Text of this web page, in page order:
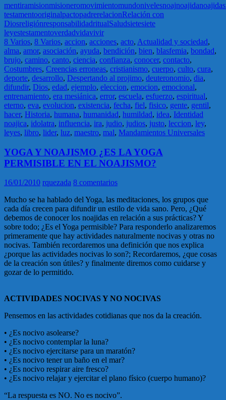
mentiramisionmisioneromovimientomundonivelesnoajnoajidanoajidas
testamentooriginalpactopadrerelacionRelación con
DiosreligiónresponsabilidadritualSaludsietesiete
leyestestamentoverdadvidavivir
8 Varios, 8 Varios, accion, acciones, acto, Actualidad y sociedad,
alma, amor, asociación, ayuda, bendición, bien, blasfemia, bondad,
brujo, camino, canto, ciencia, confianza, conocer, contacto,
Costumbres, Creencias erroneas, cristianismo, cuerpo, culto, cura,
deporte, desarrollo, Despertando al projimo, deuteronomio, dia,
difundir, Dios, edad, ejemplo, eleccion, emocion, emocional,
entrenamiento, era mesiánica, error, escuela, esfuerzo, espiritual,
eterno, eva, evolucion, existencia, fecha, fiel, fisico, gente, gentil,
hacer, Historia, humana, humanidad, humildad, idea, Identidad
noajica, idolatra, influencia, ira, judio, judios, justo, leccion, ley,
leyes, libro, lider, luz, maestro, mal, Mandamientos Universales
YOGA Y NOAJISMO ¿ES LA YOGA
PERMISIBLE EN EL NOAJISMO?
16/01/2010 rquezada 8 comentarios
Mucho se ha hablado del Yoga, las meditaciones, los grupos que
cada día crecen para difundir un estilo de vida sano. Pero, ¿Qué
debemos de conocer los noajidas en relación a sus prácticas? Y
sobre todo; ¿Es el Yoga permisible? Para responderlo analizaremos
primeramente que hay actividades naturalmente nocivas y otras no
nocivas. También recordaremos una definición que nos explica
¿porque las actividades nocivas lo son?; Recordaremos, ¿que cosas
de la creación son útiles? y finalmente diremos como cuidarse y
gozar de lo permitido.
ACTIVIDADES NOCIVAS Y NO NOCIVAS
Pensemos en las actividades cotidianas que nos da la creación.
• ¿Es nocivo asolearse?
• ¿Es nocivo contemplar la luna?
• ¿Es nocivo ejercitarse para un maratón?
• ¿Es nocivo tener un baño en el mar?
• ¿Es nocivo respirar aire fresco?
• ¿Es nocivo relajar y ejercitar el plano físico (cuerpo humano)?
“La respuesta es NO. No es nocivo”.